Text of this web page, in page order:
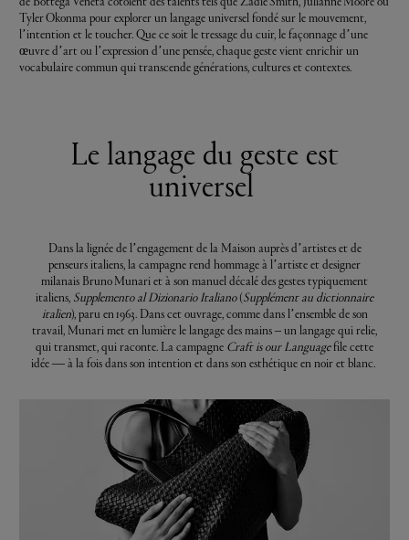
Tyler Okonma pour explorer un langage universel fondé sur le mouvement,
l’intention et le toucher. Que ce soit le tressage du cuir, le façonnage d’une
œuvre d’art ou l’expression d’une pensée, chaque geste vient enrichir un
vocabulaire commun qui transcende générations, cultures et contextes.
Le langage du geste est
universel
Dans la lignée de l’engagement de la Maison auprès d’artistes et de
penseurs italiens, la campagne rend hommage à l’artiste et designer
milanais Bruno Munari et à son manuel décalé des gestes typiquement
italiens, Supplemento al Dizionario Italiano(Supplément au dictionnaire
italien), paru en 1963. Dans cet ouvrage, comme dans l’ensemble de son
travail, Munari met en lumière le langage des mains – un langage qui relie,
qui transmet, qui raconte. La campagne Craft is our Languagefile cette
idée — à la fois dans son intention et dans son esthétique en noir et blanc.